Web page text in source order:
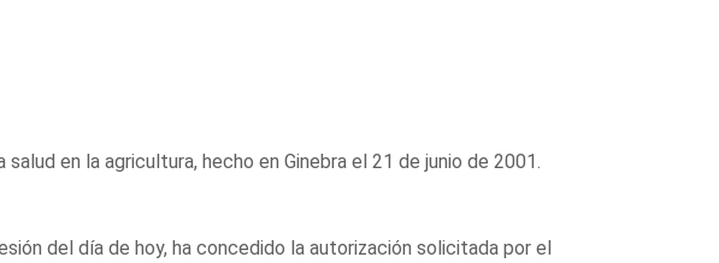
en la agricultura, hecho en Ginebra el 21 de junio de 2001.
del día de hoy, ha concedido la autorización solicitada por el